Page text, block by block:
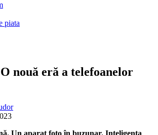
piata
nouă eră a telefoanelor
Un aparat foto în buzunar. Inteligența